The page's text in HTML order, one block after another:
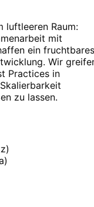
luftleeren Raum:
mit
ein fruchtbares
Wir
Practices in
zu lassen.